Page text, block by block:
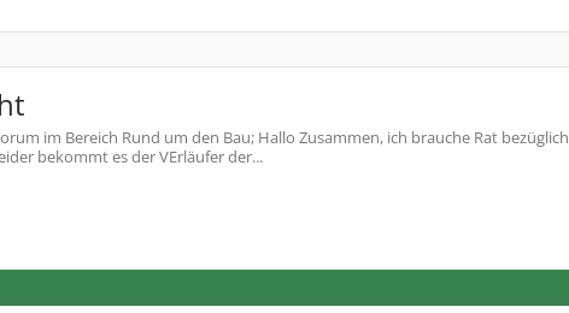
im Bereich Rund um den Bau; Hallo Zusammen, ich brauche Rat bezüglich
bekommt es der VErläufer der...